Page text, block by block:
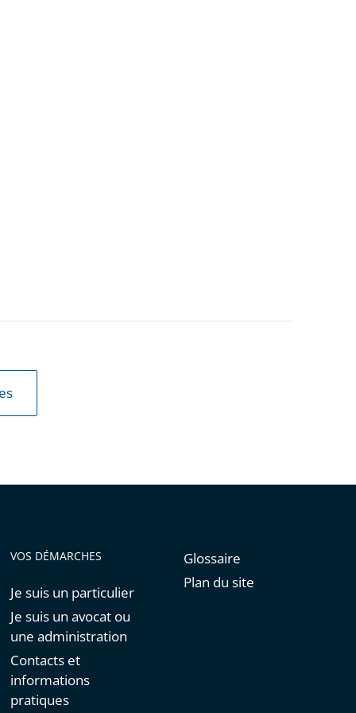
VOS DÉMARCHES
Je suis un particulier
Je suis un avocat ou
une administration
Contacts et
informations
pratiques
Glossaire
Plan du site